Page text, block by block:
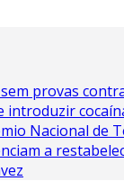
provas
Nacional de
a